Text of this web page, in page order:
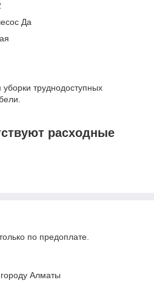
Да
труднодоступных
расходные
по предоплате.
Алматы